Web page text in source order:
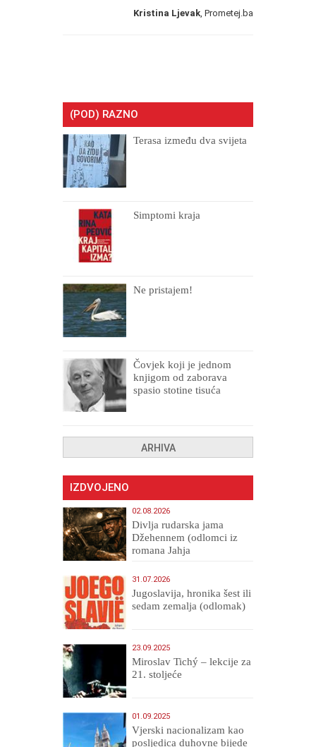
Kristina Ljevak , Prometej.ba
(POD) RAZNO
Terasa između dva svijeta
Simptomi kraja
Ne pristajem!
Čovjek koji je jednom
knjigom od zaborava
spasio stotine tisuća
ARHIVA
IZDVOJENO
02.08.2026
Divlja rudarska jama
Džehennem (odlomci iz
romana Jahja
31.07.2026
Jugoslavija, hronika šest ili
sedam zemalja (odlomak)
23.09.2025
Miroslav Tichý – lekcije za
21. stoljeće
01.09.2025
​Vjerski nacionalizam kao
posljedica duhovne bijede